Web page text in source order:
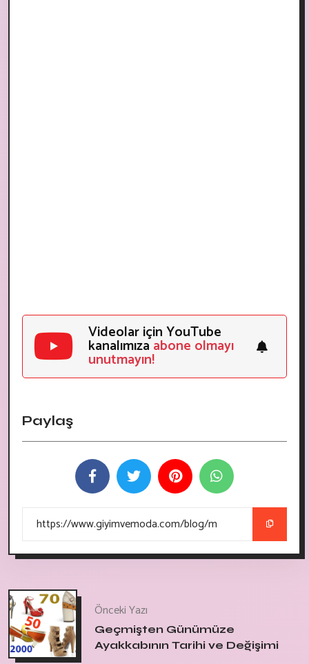
Videolar için YouTube
kanalımızaabone olmayı
unutmayın!
Paylaş
Önceki Yazı
Geçmişten Günümüze
Ayakkabının Tarihi ve Değişimi